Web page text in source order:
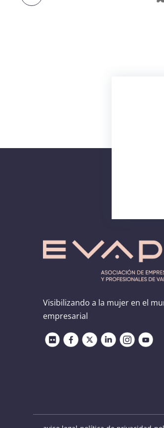
Visibilizando a la mujer en el
empresarial